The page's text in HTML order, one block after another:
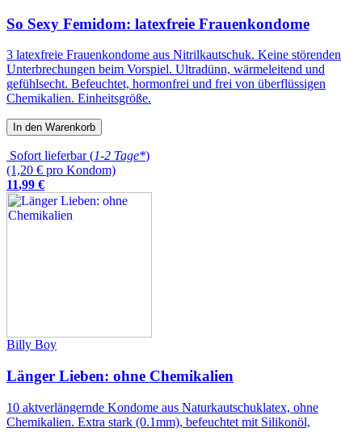
So Sexy Femidom: latexfreie Frauenkondome
3 latexfreie Frauenkondome aus Nitrilkautschuk. Keine störenden
Unterbrechungen beim Vorspiel. Ultradünn, wärmeleitend und
gefühlsecht. Befeuchtet, hormonfrei und frei von überflüssigen
Chemikalien. Einheitsgröße.
In den Warenkorb
Sofort lieferbar (1-2 Tage*)
(1,20 € pro Kondom)
11,99 €
Billy Boy
Länger Lieben: ohne Chemikalien
10 aktverlängernde Kondome aus Naturkautschuklatex, ohne
Chemikalien. Extra stark (0.1mm), befeuchtet mit Silikonöl,